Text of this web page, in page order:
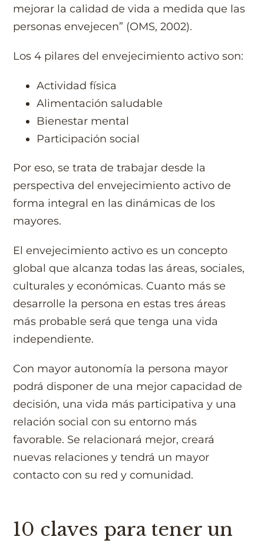
mejorar la calidad de vida a medida que las
personas envejecen” (OMS, 2002).
Los 4 pilares del envejecimiento activo son:
Actividad física
Alimentación saludable
Bienestar mental
Participación social
Por eso, se trata de trabajar desde la
perspectiva del envejecimiento activo de
forma integral en las dinámicas de los
mayores.
El envejecimiento activo es un concepto
global que alcanza todas las áreas, sociales,
culturales y económicas. Cuanto más se
desarrolle la persona en estas tres áreas
más probable será que tenga una vida
independiente.
Con mayor autonomía la persona mayor
podrá disponer de una mejor capacidad de
decisión, una vida más participativa y una
relación social con su entorno más
favorable. Se relacionará mejor, creará
nuevas relaciones y tendrá un mayor
contacto con su red y comunidad.
10 claves para tener un